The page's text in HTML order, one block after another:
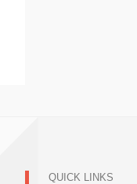
QUICK LINKS